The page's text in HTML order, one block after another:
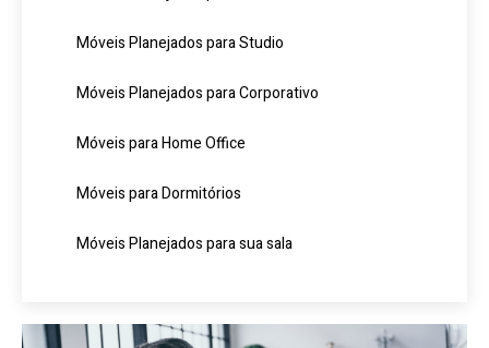
Móveis Planejados para Studio
Móveis Planejados para Corporativo
Móveis para Home Office
Móveis para Dormitórios
Móveis Planejados para sua sala